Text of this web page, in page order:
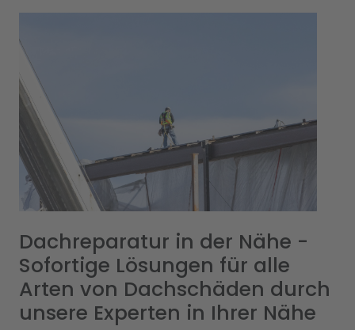
Dachreparatur in der Nähe -
Sofortige Lösungen für alle
Arten von Dachschäden durch
unsere Experten in Ihrer Nähe